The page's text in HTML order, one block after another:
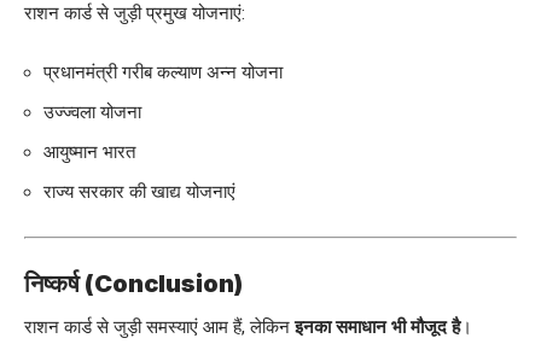
राशन कार्ड से जुड़ी प्रमुख योजनाएं:
प्रधानमंत्री गरीब कल्याण अन्न योजना
उज्ज्वला योजना
आयुष्मान भारत
राज्य सरकार की खाद्य योजनाएं
निष्कर्ष (Conclusion)
राशन कार्ड से जुड़ी समस्याएं आम हैं, लेकिनइनका समाधान भी मौजूद है।